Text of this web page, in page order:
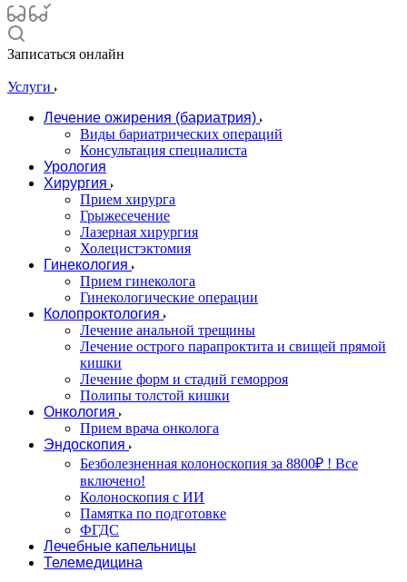
Записаться онлайн
Услуги
Лечение ожирения (бариатрия)
Виды бариатрических операций
Консультация специалиста
Урология
Хирургия
Прием хирурга
Грыжесечение
Лазерная хирургия
Холецистэктомия
Гинекология
Прием гинеколога
Гинекологические операции
Колопроктология
Лечение анальной трещины
Лечение острого парапроктита и свищей прямой
кишки
Лечение форм и стадий геморроя
Полипы толстой кишки
Онкология
Прием врача онколога
Эндоскопия
Безболезненная колоноскопия за 8800₽ ! Все
включено!
Колоноскопия с ИИ
Памятка по подготовке
ФГДС
Лечебные капельницы
Телемедицина